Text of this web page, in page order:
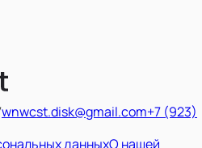
wnwcst.disk@gmail.com+7 (923)
данныхО нашей